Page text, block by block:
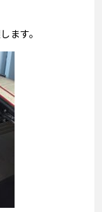
ます。